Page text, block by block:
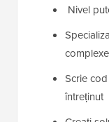
Nivel
Scrie
întreținut